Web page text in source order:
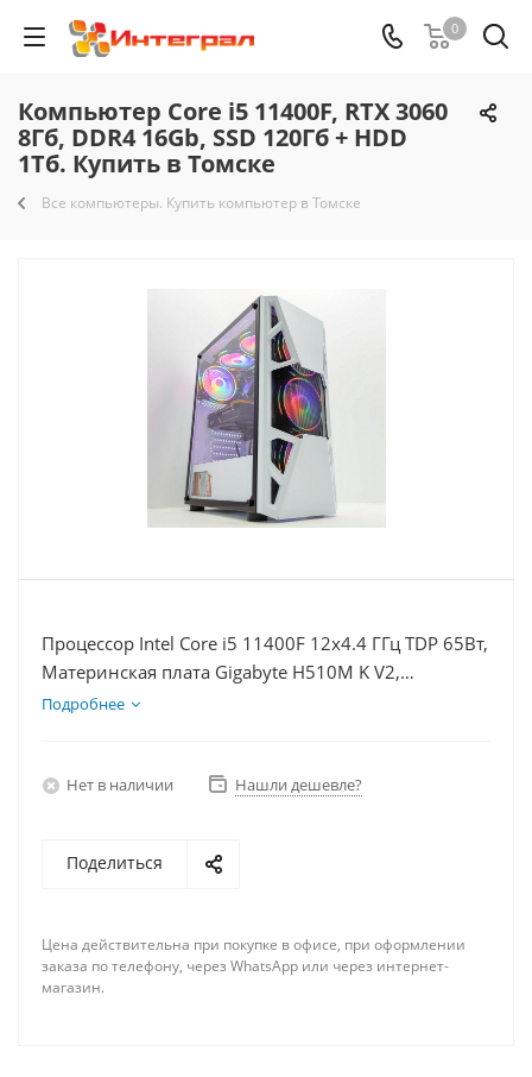
0
Компьютер Core i5 11400F, RTX 3060
8Гб, DDR4 16Gb, SSD 120Гб + HDD
1Тб. Купить в Томске
Все компьютеры. Купить компьютер в Томске
Процессор Intel Core i5 11400F 12x4.4 ГГц TDP 65Вт,
Материнская плата Gigabyte H510M K V2,
Видеокарта RTX 3060 8Гб, Память DDR4 16Gb,
Подробнее
Нет в наличии Нашли дешевле?
Поделиться
Цена действительна при покупке в офисе, при оформлении
заказа по телефону, через WhatsApp или через интернет-
магазин.